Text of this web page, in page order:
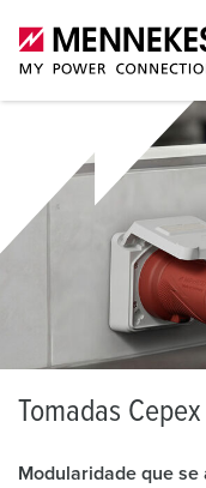
Fichas e
Robusto, seguro e